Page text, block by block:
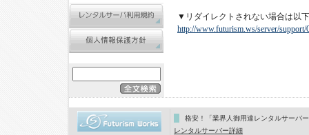
▼リダイレクトされない場合は以
http://www.futurism.ws/server/support/
格安！「業界人御用達レンタルサーバ
レンタルサーバー詳細